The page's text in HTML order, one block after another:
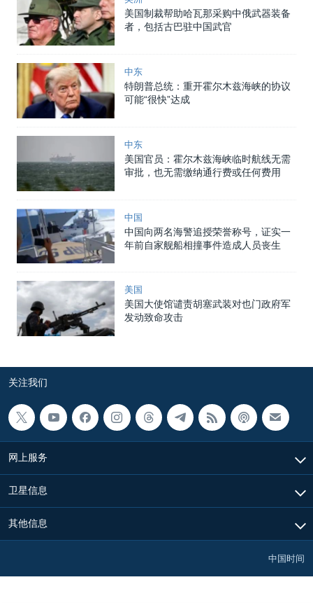
美国制裁帮助哈瓦那采购中俄武器装备
者，包括古巴驻中国武官
中东
特朗普总统：重开霍尔木兹海峡的协议
可能“很快”达成
中东
美国官员：霍尔木兹海峡临时航线无需
审批，也无需缴纳通行费或任何费用
中国
中国向两名海警追授荣誉称号，证实一
年前自家舰船相撞事件造成人员丧生
美国
美国大使馆谴责胡塞武装对也门政府军
发动致命攻击
关注我们
网上服务
卫星信息
其他信息
中国时间